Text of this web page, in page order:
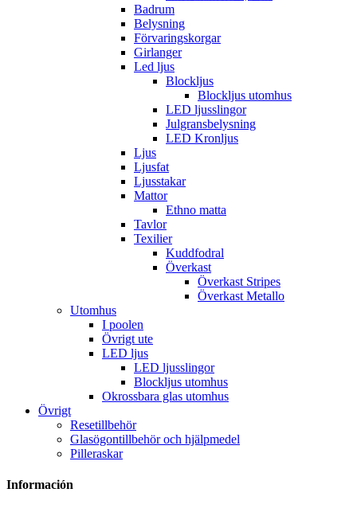
Badrum
Belysning
Förvaringskorgar
Girlanger
Led ljus
Blockljus
Blockljus utomhus
LED ljusslingor
Julgransbelysning
LED Kronljus
Ljus
Ljusfat
Ljusstakar
Mattor
Ethno matta
Tavlor
Texilier
Kuddfodral
Överkast
Överkast Stripes
Överkast Metallo
Utomhus
I poolen
Övrigt ute
LED ljus
LED ljusslingor
Blockljus utomhus
Okrossbara glas utomhus
Övrigt
Resetillbehör
Glasögontillbehör och hjälpmedel
Pilleraskar
Información